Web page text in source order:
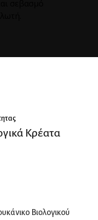
Κρέατα
Βιολογικού